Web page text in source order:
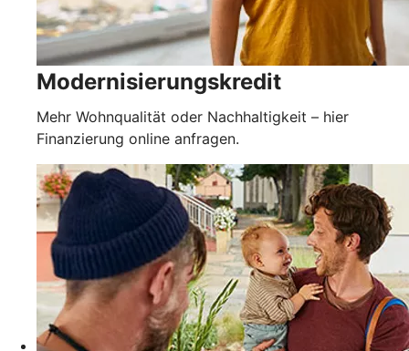
Modernisierungskredit
Mehr Wohnqualität oder Nachhaltigkeit – hier
Finanzierung online anfragen.